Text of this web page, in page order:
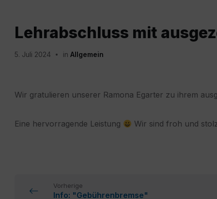
Lehrabschluss mit
5. Juli 2024 in Allgemein
Wir gratulieren unserer Ramona Egarter zu ihrem
Eine hervorragende Leistung Wir sind froh und
Vorherige
Info: "Gebührenbremse"